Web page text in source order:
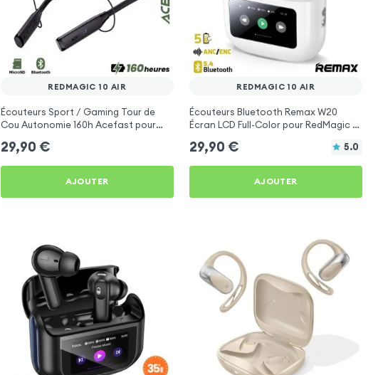
REDMAGIC 10 AIR
Écouteurs Sport / Gaming Tour de
Cou Autonomie 160h Acefast pour
29,90 €
AJOUTER
REDMAGIC 10 AIR
Écouteurs Bluetooth Remax W20
Écran LCD Full-Color pour RedMagic 10
29,90 € 5.0
AJOUTER